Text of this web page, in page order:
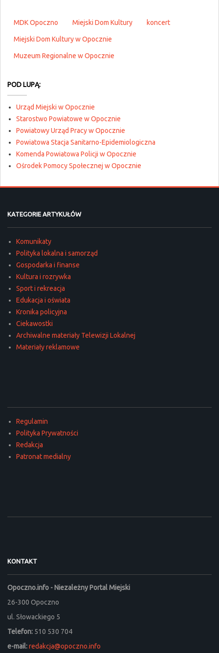
MDK Opoczno Miejski Dom Kultury koncert
Miejski Dom Kultury w Opocznie
Muzeum Regionalne w Opocznie
POD LUPĄ:
Urząd Miejski w Opocznie
Starostwo Powiatowe w Opocznie
Powiatowy Urząd Pracy w Opocznie
Powiatowa Stacja Sanitarno-Epidemiologiczna
Komenda Powiatowa Policji w Opocznie
Ośrodek Pomocy Społecznej w Opocznie
KATEGORIE ARTYKUŁÓW
Komunikaty
Polityka lokalna i samorząd
Gospodarka i finanse
Kultura i rozrywka
Sport i rekreacja
Edukacja i oświata
Kronika policyjna
Ciekawostki
Archiwalne materiały Telewizji Lokalnej
Materiały reklamowe
Regulamin
Polityka Prywatności
Redakcja
Patronat medialny
KONTAKT
Opoczno.info - Niezależny Portal Miejski
26-300 Opoczno
ul. Słowackiego 5
Telefon: 510 530 704
e-mail:redakcja@opoczno.info